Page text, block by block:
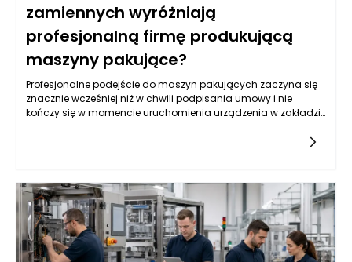
zamiennych wyróżniają
profesjonalną firmę produkującą
maszyny pakujące?
Profesjonalne podejście do maszyn pakujących zaczyna się
znacznie wcześniej niż w chwili podpisania umowy i nie
kończy się w momencie uruchomienia urządzenia w zakładzie
dostępne od ręki. Firma produkująca maszyny pakujące, która
traktuje serwis jako integralną część inwestycji, projektuje
urządzenia z myślą o całym cyklu życia maszyny, a nie
wyłącznie o jej pierwszym uruchomieniu. Ma to ogromne
znaczenie dla zakładów produkcyjnych, w których nawet krótki
przestój może oznaczać zatrzymanie pakowania, opóźnienia